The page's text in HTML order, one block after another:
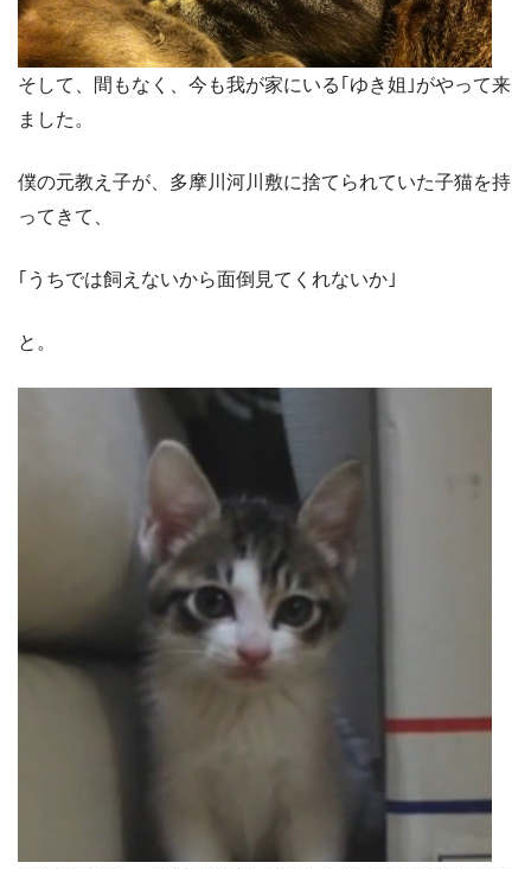
そして、間もなく、今も我が家にいる｢ゆき姐｣がやって来
ました。
僕の元教え子が、多摩川河川敷に捨てられていた子猫を持
ってきて、
｢うちでは飼えないから面倒見てくれないか｣
と。